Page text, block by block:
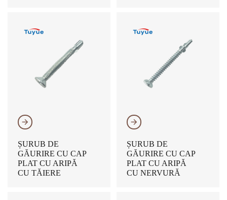
𐃔
ȘURUB DE
GĂURIRE CU CAP
PLAT CU ARIPĂ
CU TĂIERE
𐃔
ȘURUB DE
GĂURIRE CU CAP
PLAT CU ARIPĂ
CU NERVURĂ